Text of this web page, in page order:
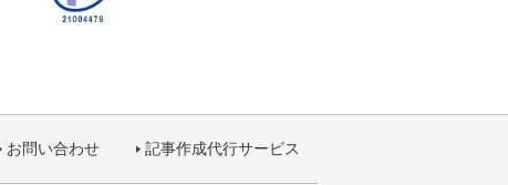
お問い合わせ 記事作成代行サービス